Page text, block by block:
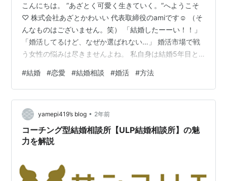
こんにちは。 ”あざとく可愛く生きていく。”へようこそ
♡ 株式会社あざとかわいい 代表取締役のamiです☺︎ （そ
んなものはございません。笑） 「結婚したーーい！！」
「婚活してるけど、なぜか選ばれない…」 婚活市場で戦
う女性の悩みは尽きませんよね。 私自身は結婚5年目と
はあまり知りません。 今回記事を書く上で、「それは流
石にいかん！」と思い、婚活中のお友達の話を聞いたり
ネットで婚活について調べました。 これは深い…！と思
ったので、私なりの”結婚相手に選びたいと思う女性の特
徴”をまとめてみました♡ 大前提として、清潔感とある程
度のマナーが大…
#結婚 #恋愛 #結婚相談 #婚活 #方法
yamepi419’s blog • 2年前
コーチング型結婚相談所【ULP結婚相談所】の魅
力を解説